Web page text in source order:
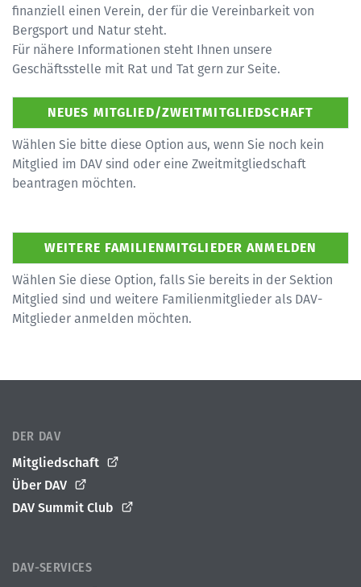
finanziell einen Verein, der für die Vereinbarkeit von
Bergsport und Natur steht.
Für nähere Informationen steht Ihnen unsere
Geschäftsstelle mit Rat und Tat gern zur Seite.
Wählen Sie bitte diese Option aus, wenn Sie noch kein
Mitglied im DAV sind oder eine Zweitmitgliedschaft
beantragen möchten.
Wählen Sie diese Option, falls Sie bereits in der Sektion
Mitglied sind und weitere Familienmitglieder als DAV-
Mitglieder anmelden möchten.
DER DAV
Mitgliedschaft
Über DAV
DAV Summit Club
DAV-SERVICES